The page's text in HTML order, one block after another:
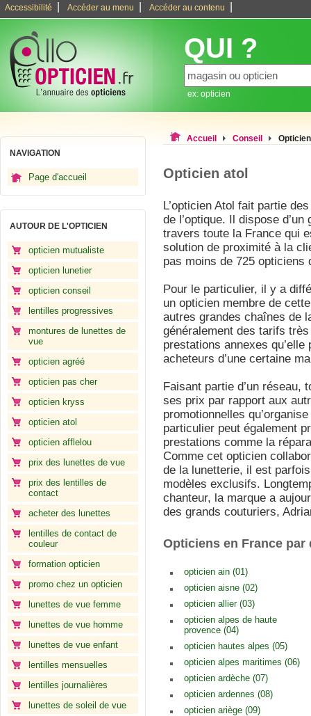
Accessibilité Accéder au menu Accéder au contenu
QUI ?
ex: opticien
NAVIGATION
Page d'accueil
AUTOUR DE L'OPTICIEN
opticien mutualiste
opticien lunetier
opticien conseil
lentilles progressives
montures de lunettes de
vue
opticien agréé
opticien pas cher
opticien kryss
opticien atol
opticien afflelou
prix des lunettes de vue
prix des lentilles de
contact
acheter des lunettes
lentilles de contact de
couleur
formation opticien
promo chez un opticien
lunettes de vue femme
lunettes de vue homme
lunettes de vue enfant
lentilles mensuelles
lentilles journalières
lunettes de soleil de vue
Accueil Conseil
Opticien atol
L’opticien Atol fait partie
de l’optique. Il dispose
travers toute la France qui
solution de proximité à la
pas moins de 725 opticiens
Pour le particulier, il y a
un opticien membre de
autres grandes chaînes de
généralement des tarifs
prestations annexes
acheteurs d’une certaine
Faisant partie d’un réseau,
ses prix par rapport aux
promotionnelles
particulier peut également
prestations comme la
Comme cet opticien
de la lunetterie, il est
modèles exclusifs.
chanteur, la marque a
des grands couturiers,
Opticiens en France par
opticien ain (01)
opticien aisne (02)
opticien allier (03)
opticien alpes de haute
provence (04)
opticien hautes alpes (05)
opticien alpes maritimes (06)
opticien ardèche (07)
opticien ardennes (08)
opticien ariège (09)